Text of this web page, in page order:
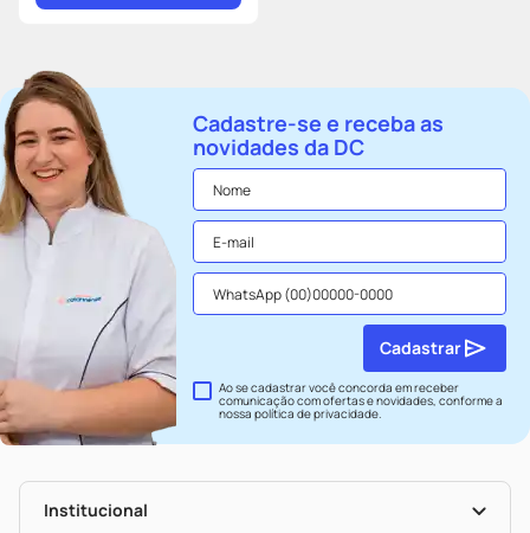
Cadastre-se e receba as
novidades da DC
Ao se cadastrar você concorda em receber
comunicação com ofertas e novidades, conforme a
nossapolítica de privacidade.
Cadastrar
Institucional